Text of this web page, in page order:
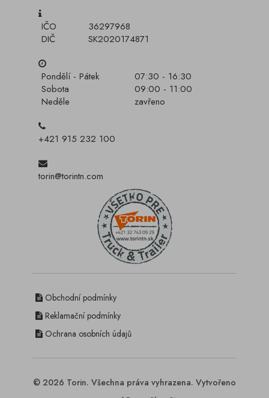
IČO
36297968
DIČ
SK2020174871
Pondělí - Pátek
07:30 - 16:30
Sobota
09:00 - 11:00
Neděle
zavřeno
+421 915 232 100
torin@torintn.com
Obchodní podmínky
Reklamační podmínky
Ochrana osobních údajů
© 2026 Torin. Všechna práva vyhrazena. Vytvořeno